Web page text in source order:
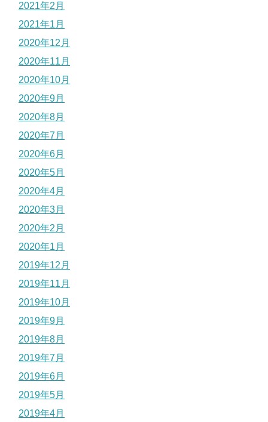
2021年2月
2021年1月
2020年12月
2020年11月
2020年10月
2020年9月
2020年8月
2020年7月
2020年6月
2020年5月
2020年4月
2020年3月
2020年2月
2020年1月
2019年12月
2019年11月
2019年10月
2019年9月
2019年8月
2019年7月
2019年6月
2019年5月
2019年4月